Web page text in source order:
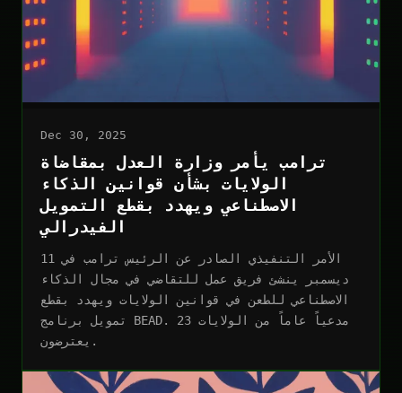
Dec 30, 2025
ترامب يأمر وزارة العدل بمقاضاة
الولايات بشأن قوانين الذكاء
الاصطناعي ويهدد بقطع التمويل
الفيدرالي
الأمر التنفيذي الصادر عن الرئيس ترامب في 11
ديسمبر ينشئ فريق عمل للتقاضي في مجال الذكاء
الاصطناعي للطعن في قوانين الولايات ويهدد بقطع
تمويل برنامج BEAD. 23 مدعياً عاماً من الولايات
يعترضون.